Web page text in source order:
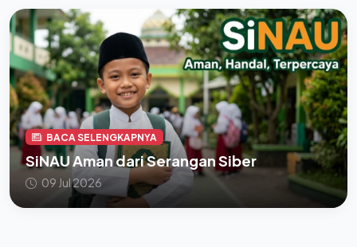
BACA SELENGKAPNYA
SiNAU Aman dari Serangan Siber
09 Jul 2026